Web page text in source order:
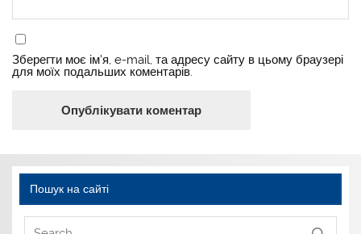
Зберегти моє ім'я, e-mail, та адресу сайту в цьому браузері
для моїх подальших коментарів.
Пошук на сайті